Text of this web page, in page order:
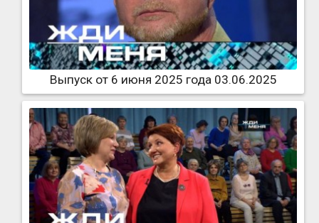
Выпуск от 6 июня 2025 года 03.06.2025